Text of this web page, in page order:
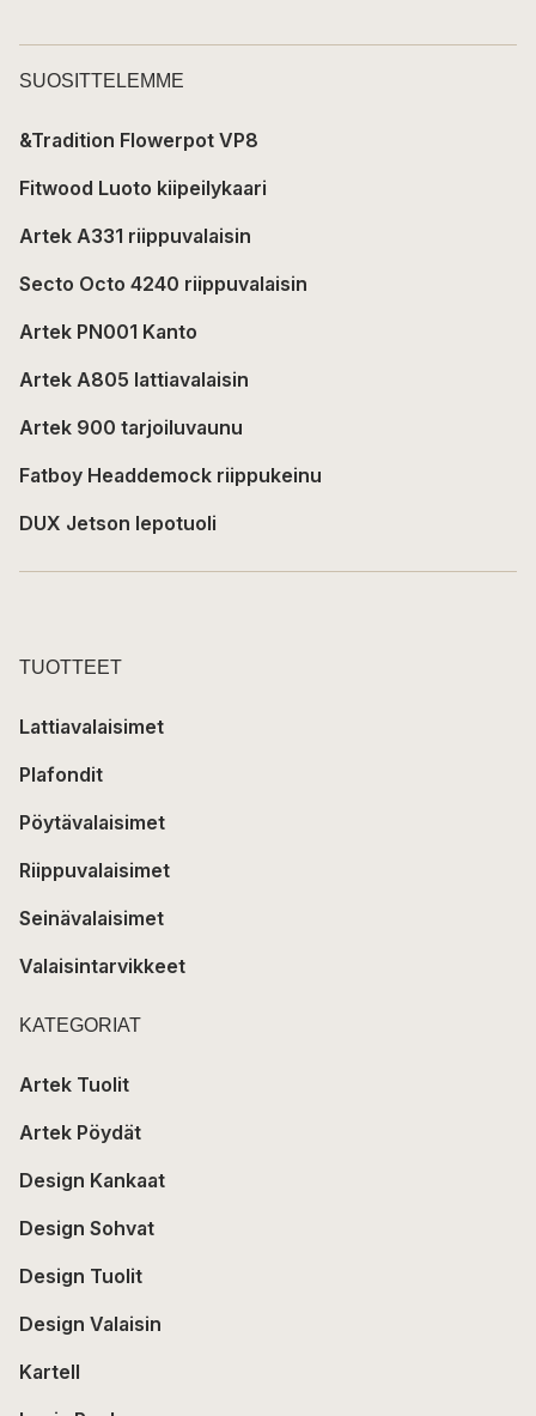
SUOSITTELEMME
&Tradition Flowerpot VP8
Fitwood Luoto kiipeilykaari
Artek A331 riippuvalaisin
Secto Octo 4240 riippuvalaisin
Artek PN001 Kanto
Artek A805 lattiavalaisin
Artek 900 tarjoiluvaunu
Fatboy Headdemock riippukeinu
DUX Jetson lepotuoli
TUOTTEET
Lattiavalaisimet
Plafondit
Pöytävalaisimet
Riippuvalaisimet
Seinävalaisimet
Valaisintarvikkeet
KATEGORIAT
Artek Tuolit
Artek Pöydät
Design Kankaat
Design Sohvat
Design Tuolit
Design Valaisin
Kartell